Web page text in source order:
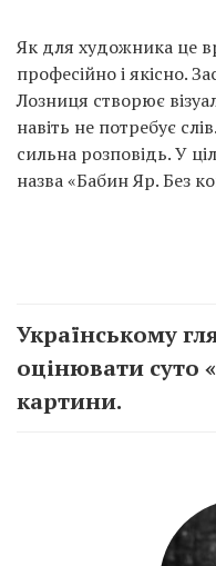
Як для художника це
професійно і якісно.
Лозниця створює
навіть не потребує
сильна розповідь. У
назва «Бабин Яр. Без
Українському
оцінювати суто
картини.